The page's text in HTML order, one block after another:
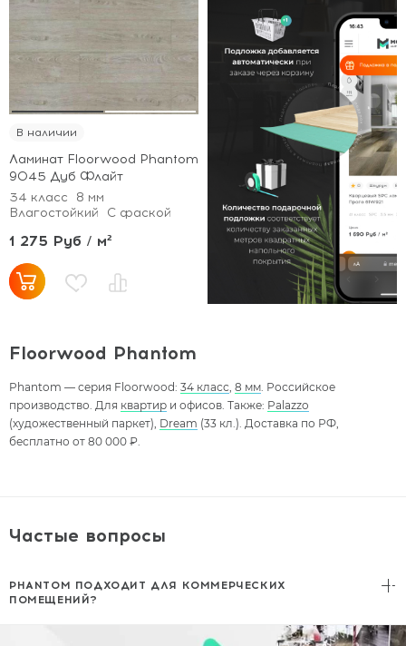
В наличии
Ламинат Floorwood Phantom
9045 Дуб Флайт
34 класс
8 мм
Влагостойкий
С фаской
1 275 Руб / м²
Floorwood Phantom
Phantom — серия Floorwood: 34 класс 8 мм . Российское
производство. Для квартир и офисов. Также: Palazzo
(художественный паркет), Dream (33 кл.). Доставка по РФ,
бесплатно от 80 000 ₽.
Частые вопросы
PHANTOM ПОДХОДИТ ДЛЯ КОММЕРЧЕСКИХ
ПОМЕЩЕНИЙ?